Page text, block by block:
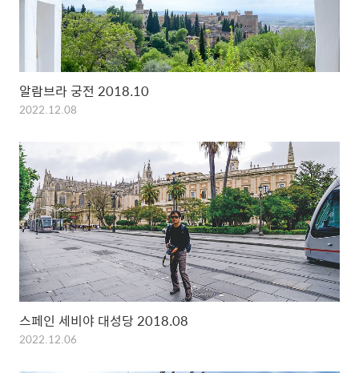
알람브라 궁전 2018.10
2022.12.08
스페인 세비야 대성당 2018.08
2022.12.06